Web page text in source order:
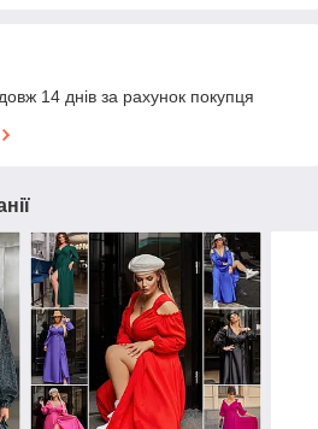
14 днів за рахунок покупця